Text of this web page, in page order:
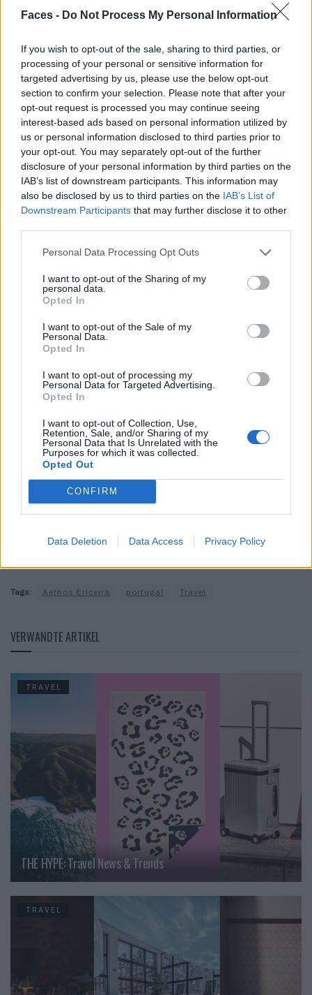
Faces - Do Not Process My Personal Information
If you wish to opt-out of the sale, sharing to third parties, or
processing of your personal or sensitive information for
targeted advertising by us, please use the below opt-out
section to confirm your selection. Please note that after your
opt-out request is processed you may continue seeing
interest-based ads based on personal information utilized by
us or personal information disclosed to third parties prior to
your opt-out. You may separately opt-out of the further
disclosure of your personal information by third parties on the
IAB’s list of downstream participants. This information may
also be disclosed by us to third parties on the IAB’s List of
Downstream Participants that may further disclose it to other
Personal Data Processing Opt Outs
I want to opt-out of the Sharing of my
personal data.
Opted In
I want to opt-out of the Sale of my
Personal Data.
Opted In
I want to opt-out of processing my
Personal Data for Targeted Advertising.
Opted In
I want to opt-out of Collection, Use,
Retention, Sale, and/or Sharing of my
Personal Data that Is Unrelated with the
Purposes for which it was collected.
Opted Out
CONFIRM
Data Deletion Data Access Privacy Policy
Aethos Ericeira Hotel
Je mehr Hürden einem im Weg stehen, desto grandioser
wird das Endresultat. Für das Boutique Hotel Aethos
Ericeira scheint dies das Motto gewesen zu sein. Was
jetzt so modern daherkommt, entstand durch die
Renovation eines ehemaligen Bauernhauses, das sich auf
Einschränkungen gelang es dem ArchitektInnen-team,
ihre Vision umzusetzen. So nahm die Natur keinen
bewahrt. Form und Farbe lassen das Hotel mit der
Umgebung verschmelzen. Dank der Lage auf einer Klippe
ist der Atlantikblick garantiert.
Aethos Ericeira, R. da Estalagem, 2640-255 Encarnação,
Portugal, aethos.com
Surfen, wandern, relaxen oder einfach die Architektur des
Hotels bewundern?
Wo es uns sonst noch hinzieht? Unter anderem auf die
Tags: Aethos Ericeira portugal Travel
VERWANDTE ARTIKEL
TRAVEL
THE HYPE: Travel News & Trends
TRAVEL